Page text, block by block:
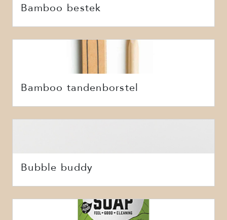
Bamboo bestek
Bamboo tandenborstel
Bubble buddy